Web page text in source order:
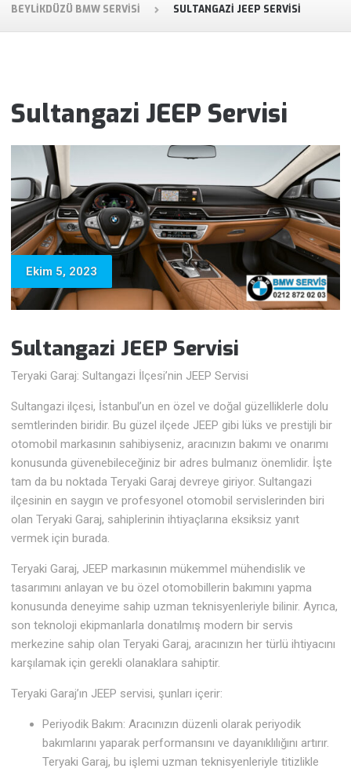
BEYLIKDÜZÜ BMW SERVISI SULTANGAZI JEEP SERVISI
Sultangazi JEEP Servisi
Ekim 5, 2023
Sultangazi JEEP Servisi
Teryaki Garaj: Sultangazi İlçesi’nin JEEP Servisi
Sultangazi ilçesi, İstanbul’un en özel ve doğal güzelliklerle dolu
semtlerinden biridir. Bu güzel ilçede JEEP gibi lüks ve prestijli bir
otomobil markasının sahibiyseniz, aracınızın bakımı ve onarımı
konusunda güvenebileceğiniz bir adres bulmanız önemlidir. İşte
tam da bu noktada Teryaki Garaj devreye giriyor. Sultangazi
ilçesinin en saygın ve profesyonel otomobil servislerinden biri
olan Teryaki Garaj, sahiplerinin ihtiyaçlarına eksiksiz yanıt
vermek için burada.
Teryaki Garaj, JEEP markasının mükemmel mühendislik ve
tasarımını anlayan ve bu özel otomobillerin bakımını yapma
konusunda deneyime sahip uzman teknisyenleriyle bilinir. Ayrıca,
son teknoloji ekipmanlarla donatılmış modern bir servis
merkezine sahip olan Teryaki Garaj, aracınızın her türlü ihtiyacını
karşılamak için gerekli olanaklara sahiptir.
Teryaki Garaj’ın JEEP servisi, şunları içerir:
Periyodik Bakım: Aracınızın düzenli olarak periyodik
bakımlarını yaparak performansını ve dayanıklılığını artırır.
Teryaki Garaj, bu işlemi uzman teknisyenleriyle titizlikle